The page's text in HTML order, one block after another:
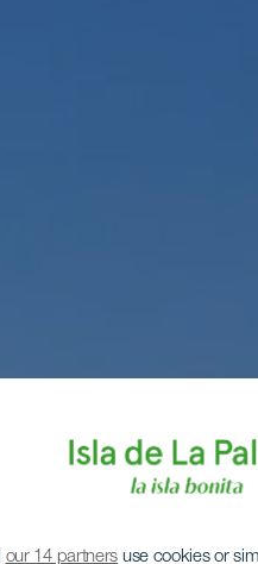
our 14 partners use cookies or